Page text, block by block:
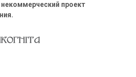
некоммерческий проект